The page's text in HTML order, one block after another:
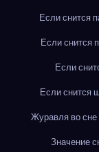
Если снится
Если снится
Если
Если снится
Журавля во сне
Значение